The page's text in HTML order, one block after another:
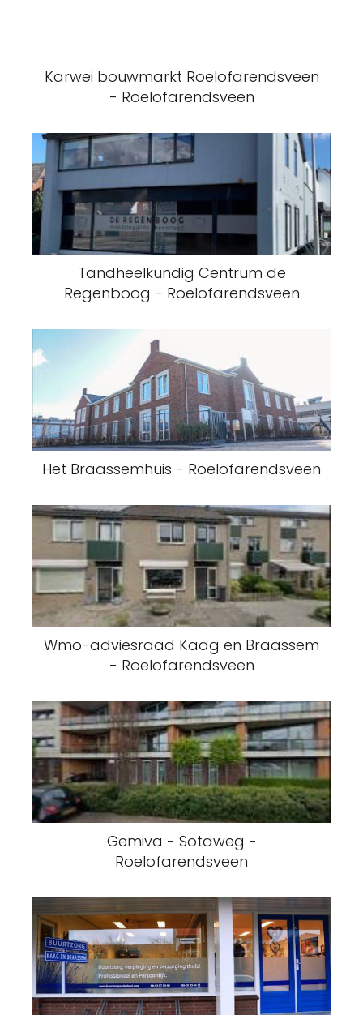
Karwei bouwmarkt Roelofarendsveen
- Roelofarendsveen
Tandheelkundig Centrum de
Regenboog - Roelofarendsveen
Het Braassemhuis - Roelofarendsveen
Wmo-adviesraad Kaag en Braassem
- Roelofarendsveen
Gemiva - Sotaweg -
Roelofarendsveen